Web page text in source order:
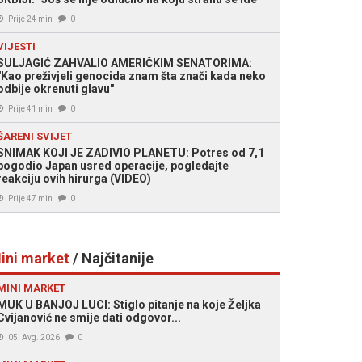
Prije 24 min 0
ZAHVALIO AMERIČKIM SENATORIMA:
preživjeli genocida znam šta znači kada neko
okrenuti glavu"
Prije 41 min 0
SVIJET
KOJI JE ZADIVIO PLANETU: Potres od 7,1
Japan usred operacije, pogledajte
ovih hirurga (VIDEO)
Prije 47 min 0
market/ Najčitanije
MARKET
U BANJOJ LUCI: Stiglo pitanje na koje Željka
ne smije dati odgovor...
05. Avg. 2026 0